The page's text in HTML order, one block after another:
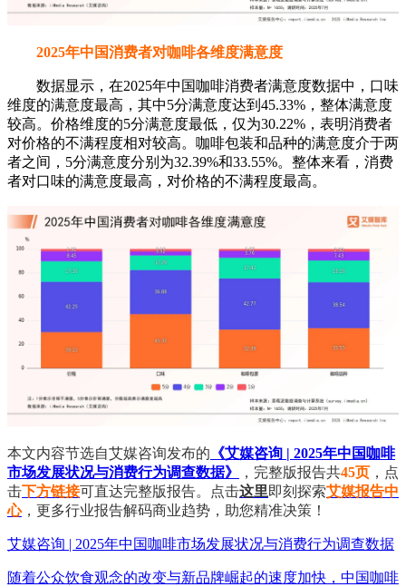
2025年中国消费者对咖啡各维度满意度
数据显示，在2025年中国咖啡消费者满意度数据中，口味
维度的满意度最高，其中5分满意度达到45.33%，整体满意度
较高。价格维度的5分满意度最低，仅为30.22%，表明消费者
对价格的不满程度相对较高。咖啡包装和品种的满意度介于两
者之间，5分满意度分别为32.39%和33.55%。整体来看，消费
者对口味的满意度最高，对价格的不满程度最高。
本文内容节选自艾媒咨询发布的 《艾媒咨询 | 2025年中国咖啡
市场发展状况与消费行为调查数据》
，完整版报告共45页 ，点
击下方链接可直达完整版报告。点击这里即刻探索艾媒报告中
心，更多行业报告解码商业趋势，助您精准决策！
艾媒咨询 | 2025年中国咖啡市场发展状况与消费行为调查数据
随着公众饮食观念的改变与新品牌崛起的速度加快，中国咖啡